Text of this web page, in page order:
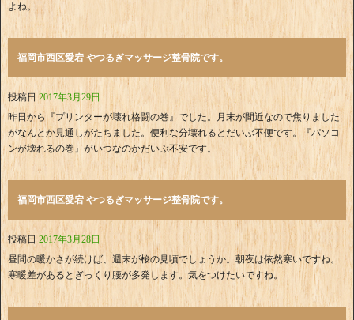
よね。
福岡市西区愛宕 やつるぎマッサージ整骨院です。
投稿日 2017年3月29日
昨日から『プリンターが壊れ格闘の巻』でした。月末が間近なので焦りました
がなんとか見通しがたちました。便利な分壊れるとだいぶ不便です。『パソコ
ンが壊れるの巻』がいつなのかだいぶ不安です。
福岡市西区愛宕 やつるぎマッサージ整骨院です。
投稿日 2017年3月28日
昼間の暖かさが続けば、週末が桜の見頃でしょうか。朝夜は依然寒いですね。
寒暖差があるとぎっくり腰が多発します。気をつけたいですね。